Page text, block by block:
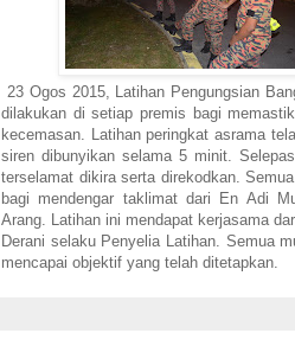
23 Ogos 2015, Latihan Pengungsian
dilakukan di setiap premis bagi
kecemasan. Latihan peringkat asrama
siren dibunyikan selama 5 minit.
terselamat dikira serta direkodkan.
bagi mendengar taklimat dari En Adi
Arang. Latihan ini mendapat kerjasama
Derani selaku Penyelia Latihan. Semua
mencapai objektif yang telah ditetapkan.